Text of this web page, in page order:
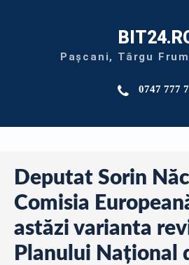
Pașcani, Târgu
0747 777
Deputat Sorin
Comisia
astăzi varianta
Planului Național